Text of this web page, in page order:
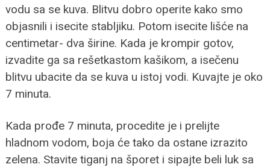
vodu sa se kuva. Blitvu dobro operite kako smo
objasnili i isecite stabljiku. Potom isecite lišće na
centimetar- dva širine. Kada je krompir gotov,
izvadite ga sa rešetkastom kašikom, a isečenu
blitvu ubacite da se kuva u istoj vodi. Kuvajte je oko
7 minuta.
Kada prođe 7 minuta, procedite je i prelijte
hladnom vodom, boja će tako da ostane izrazito
zelena. Stavite tiganj na šporet i sipajte beli luk sa